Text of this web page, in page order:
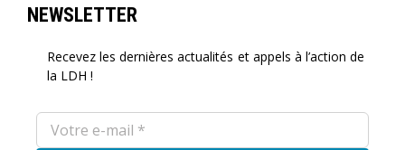
NEWSLETTER
Recevez les dernières actualités et appels à l’action de
la LDH !